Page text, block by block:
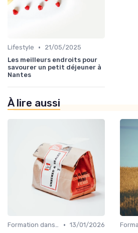
Lifestyle •
21/05/2025
Les meilleurs endroits pour
savourer un petit déjeuner à
Nantes
À lire aussi
Formation dans la food • 13/01/2026